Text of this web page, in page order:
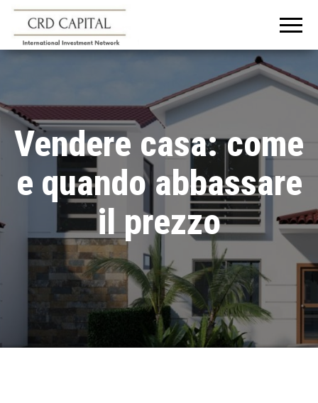
all'estero
Vendere casa: come
e quando abbassare
il prezzo